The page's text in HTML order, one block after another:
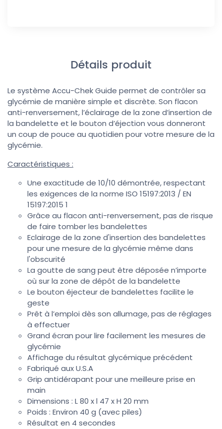
Détails produit
Le système Accu-Chek Guide permet de contrôler sa
glycémie de manière simple et discrète. Son flacon
anti-renversement, l’éclairage de la zone d’insertion de
la bandelette et le bouton d’éjection vous donneront
un coup de pouce au quotidien pour votre mesure de la
glycémie.
Caractéristiques :
Une exactitude de 10/10 démontrée, respectant
les exigences de la norme ISO 15197:2013 / EN
15197:2015 1
Grâce au flacon anti-renversement, pas de risque
de faire tomber les bandelettes
Eclairage de la zone d'insertion des bandelettes
pour une mesure de la glycémie même dans
l'obscurité
La goutte de sang peut être déposée n’importe
où sur la zone de dépôt de la bandelette
Le bouton éjecteur de bandelettes facilite le
geste
Prêt à l’emploi dès son allumage, pas de réglages
à effectuer
Grand écran pour lire facilement les mesures de
glycémie
Affichage du résultat glycémique précédent
Fabriqué aux U.S.A
Grip antidérapant pour une meilleure prise en
main
Dimensions : L 80 x l 47 x H 20 mm
Poids : Environ 40 g (avec piles)
Résultat en 4 secondes